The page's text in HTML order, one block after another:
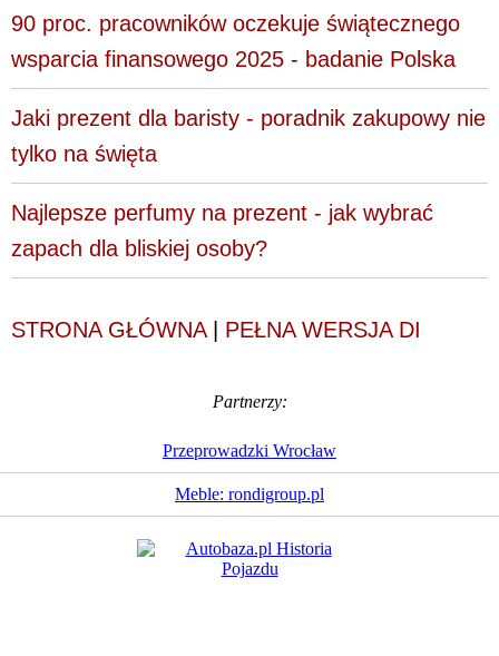
90 proc. pracowników oczekuje świątecznego
wsparcia finansowego 2025 - badanie Polska
Jaki prezent dla baristy - poradnik zakupowy nie
tylko na święta
Najlepsze perfumy na prezent - jak wybrać
zapach dla bliskiej osoby?
STRONA GŁÓWNA| PEŁNA WERSJA DI
Partnerzy:
Przeprowadzki Wrocław
Meble: rondigroup.pl